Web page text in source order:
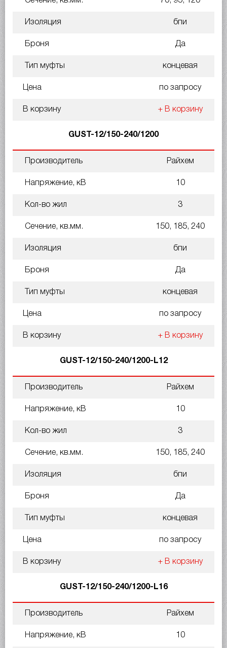
Изоляция бпи
Броня Да
Тип муфты концевая
Цена по запросу
В корзину + В корзину
GUST-12/150-240/1200
Производитель Райхем
Напряжение, кВ 10
Кол-во жил 3
Сечение, кв.мм. 150, 185, 240
Изоляция бпи
Броня Да
Тип муфты концевая
Цена по запросу
В корзину + В корзину
GUST-12/150-240/1200-L12
Производитель Райхем
Напряжение, кВ 10
Кол-во жил 3
Сечение, кв.мм. 150, 185, 240
Изоляция бпи
Броня Да
Тип муфты концевая
Цена по запросу
В корзину + В корзину
GUST-12/150-240/1200-L16
Производитель Райхем
Напряжение, кВ 10